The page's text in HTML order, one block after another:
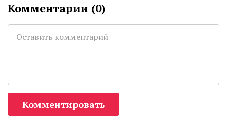
Комментарии (0)
Комментировать